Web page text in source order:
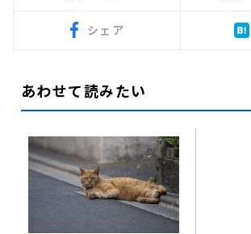
シェア
あわせて読みたい